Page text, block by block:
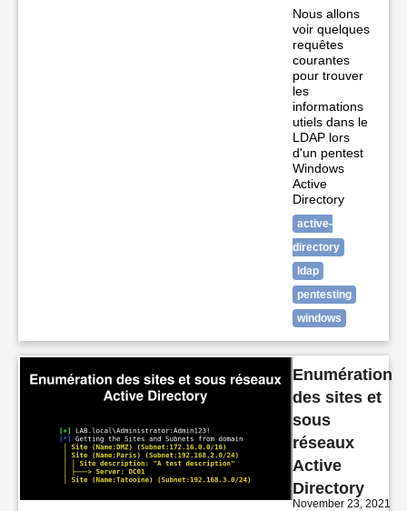
Nous allons
voir quelques
requêtes
courantes
pour trouver
les
informations
utiels dans le
LDAP lors
d'un pentest
Windows
Active
Directory
active-
directory
ldap
pentesting
windows
Enumération
des sites et
sous
réseaux
Active
Directory
November 23, 2021